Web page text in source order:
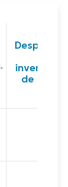
inventario
de PDQ